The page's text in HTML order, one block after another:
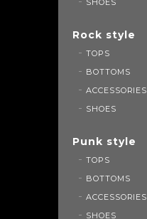
Rock style
TOPS
BOTTOMS
ACCESSORIES
SHOES
Punk style
TOPS
BOTTOMS
ACCESSORIES
SHOES